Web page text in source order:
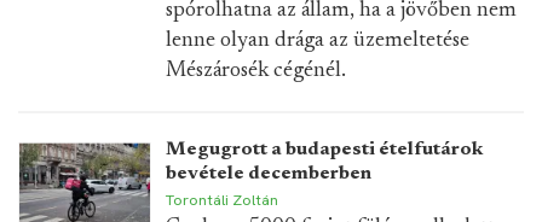
spórolhatna az állam, ha a jövőben nem
lenne olyan drága az üzemeltetése
Mészárosék cégénél.
Megugrott a budapesti ételfutárok
bevétele decemberben
Torontáli Zoltán